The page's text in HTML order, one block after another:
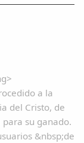
a la
del Cristo, de
su ganado.
&nbsp;de